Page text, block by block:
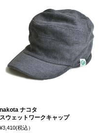
nakota ナコタ
スウェットワークキャップ
¥3,410(税込）